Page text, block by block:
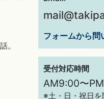
。
フォームから問
受付対応時間
AM9:00〜
※土・日・祝日を